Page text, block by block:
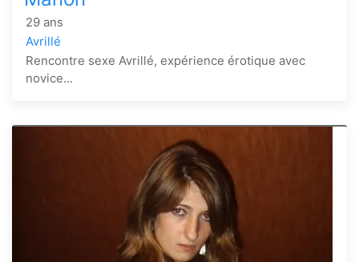
29 ans
Avrillé
Rencontre sexe Avrillé, expérience érotique avec
novice...